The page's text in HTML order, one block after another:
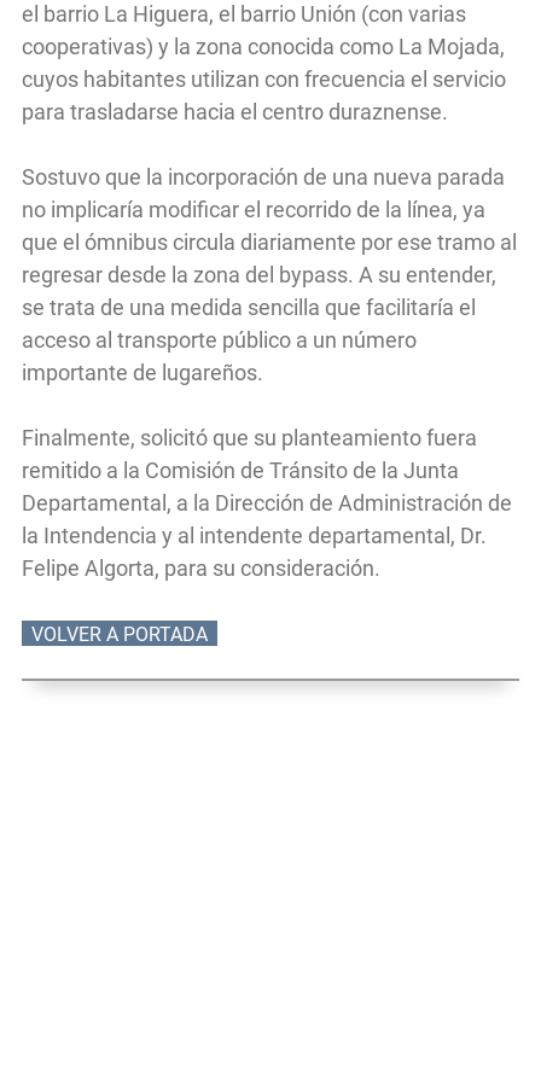
el barrio La Higuera, el barrio Unión (con varias
cooperativas) y la zona conocida como La Mojada,
cuyos habitantes utilizan con frecuencia el servicio
para trasladarse hacia el centro duraznense.
Sostuvo que la incorporación de una nueva parada
no implicaría modificar el recorrido de la línea, ya
que el ómnibus circula diariamente por ese tramo al
regresar desde la zona del bypass. A su entender,
se trata de una medida sencilla que facilitaría el
acceso al transporte público a un número
importante de lugareños.
Finalmente, solicitó que su planteamiento fuera
remitido a la Comisión de Tránsito de la Junta
Departamental, a la Dirección de Administración de
la Intendencia y al intendente departamental, Dr.
Felipe Algorta, para su consideración.
VOLVER A PORTADA